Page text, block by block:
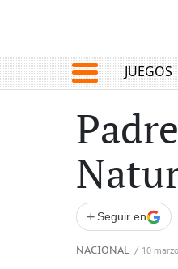
JUEGOS
+ Seguir en
NACIONAL / 10